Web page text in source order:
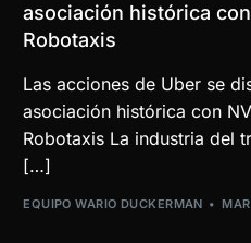
asociación histórica
Robotaxis
Las acciones de Uber se
asociación histórica con
Robotaxis La industria del
[…]
EQUIPO WARIO DUCKERMAN